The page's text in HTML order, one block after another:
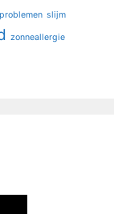
slijm
zonneallergie